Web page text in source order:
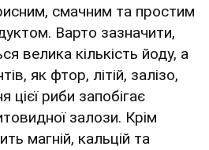
смачним та простим
Варто зазначити,
велика кількість йоду, а
як фтор, літій, залізо,
цієї риби запобігає
залози. Крім
магній, кальцій та